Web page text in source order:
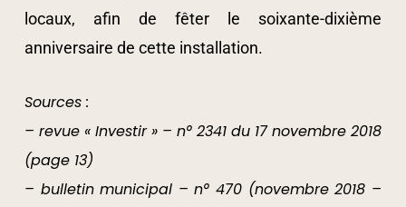
locaux, afin de fêter le soixante-dixième
anniversaire de cette installation.
Sources :
– revue « Investir » – n° 2341 du 17 novembre 2018
(page 13)
– bulletin municipal – n° 470 (novembre 2018 –